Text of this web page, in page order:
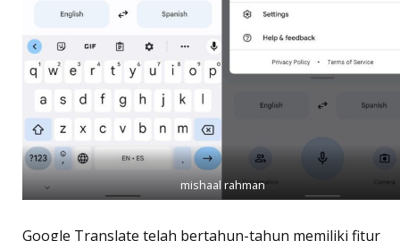
mishaal rahman
Google Translate telah bertahun-tahun memiliki fitur